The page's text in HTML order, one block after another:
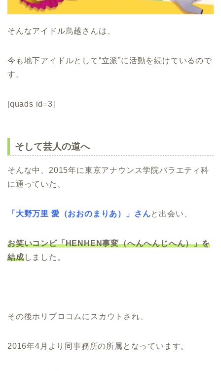
そんなアイドル鳥越さんは、
今も地下アイドルとして“立派”に活動を続けているので
す。
[quads id=3]
そして芸人の道へ
そんな中、2015年に東京アナウンス学院バラエティ科
に通っていた、
「大野万里 愛（おおのまりあ）」さんと出会い、
お笑いコンビ「HENHEN事変（へんへんじへん）」を
結成しました。
その後ホリプロコムにスカウトされ、
2016年4月より同事務所の所属となっています。